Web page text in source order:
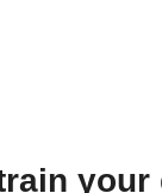
your